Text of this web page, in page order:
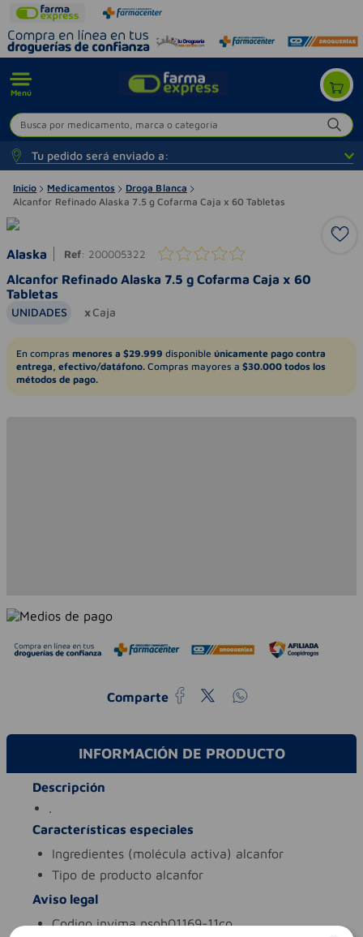
Menú
Busca por medicamento, marca o categoría
Tu pedido será enviado a:
Inicio Medicamentos
Droga Blanca
Alcanfor Refinado Alaska 7.5 g Cofarma Caja x 60 Tabletas
Alaska Ref: 200005322
Alcanfor Refinado Alaska 7.5 g Cofarma Caja x 60
Tabletas
UNIDADES Caja
En compras menores a $29.999 disponible únicamente pago contra
entrega, efectivo/datáfono. Compras mayores a $30.000 todos los
métodos de pago.
Comparte
INFORMACIÓN DE PRODUCTO
Descripción
.
Características especiales
ingredientes (molécula activa) alcanfor
tipo de producto alcanfor
Aviso legal
codigo invima nsoh01169-11co